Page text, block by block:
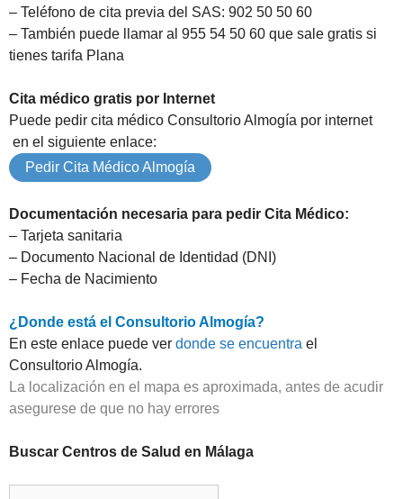
– Teléfono de cita previa del SAS: 902 50 50 60
– También puede llamar al 955 54 50 60 que sale gratis si
tienes tarifa Plana
Cita médico gratis por Internet
Puede pedir cita médico Consultorio Almogía por internet
en el siguiente enlace:
Pedir Cita Médico Almogía
Documentación necesaria para pedir Cita Médico:
– Tarjeta sanitaria
– Documento Nacional de Identidad (DNI)
– Fecha de Nacimiento
¿Donde está el Consultorio Almogía?
En este enlace puede ver donde se encuentra el
Consultorio Almogía.
La localización en el mapa es aproximada, antes de acudir
asegurese de que no hay errores
Buscar Centros de Salud en Málaga